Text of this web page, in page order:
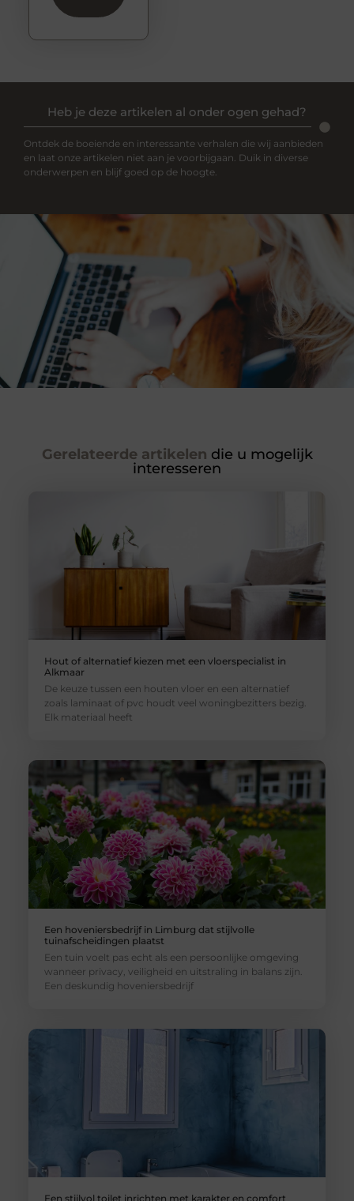
Heb je deze artikelen al onder ogen gehad?
Ontdek de boeiende en interessante verhalen die wij aanbieden
en laat onze artikelen niet aan je voorbijgaan. Duik in diverse
onderwerpen en blijf goed op de hoogte.
Gerelateerde artikelen die u mogelijk
interesseren
Hout of alternatief kiezen met een vloerspecialist in
Alkmaar
De keuze tussen een houten vloer en een alternatief
zoals laminaat of pvc houdt veel woningbezitters bezig.
Elk materiaal heeft
Een hoveniersbedrijf in Limburg dat stijlvolle
tuinafscheidingen plaatst
Een tuin voelt pas echt als een persoonlijke omgeving
wanneer privacy, veiligheid en uitstraling in balans zijn.
Een deskundig hoveniersbedrijf
Een stijlvol toilet inrichten met karakter en comfort